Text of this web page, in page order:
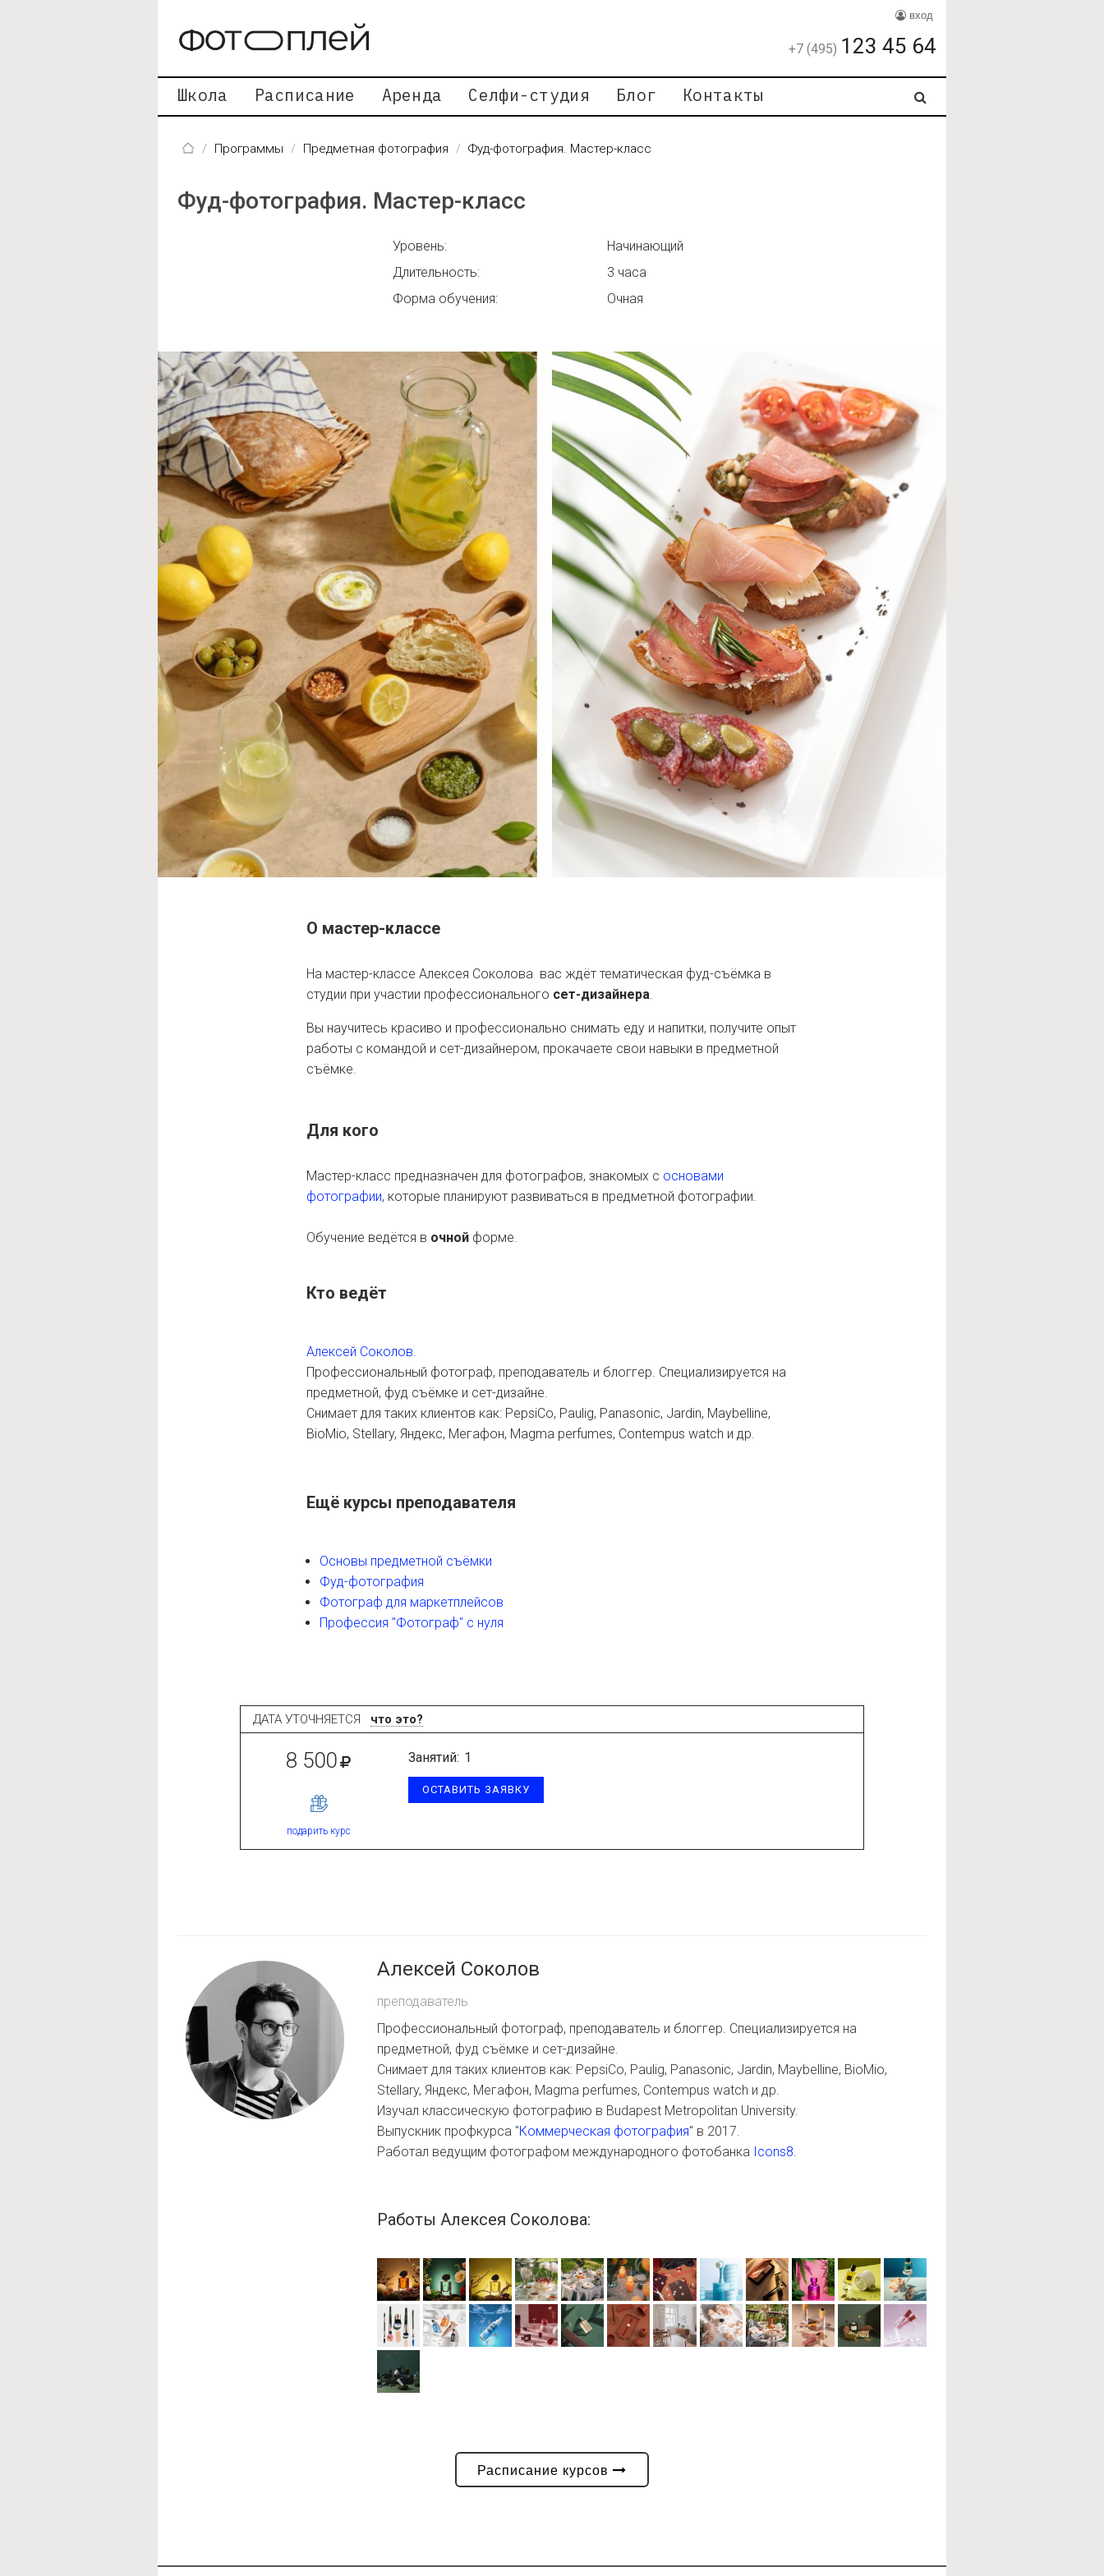
вход
+7 (495) 123 45 64
Школа Расписание Аренда Селфи-студия Блог Контакты
Программы Предметная фотография Фуд-фотография. Мастер-класс
Фуд-фотография. Мастер-класс
Уровень:
Длительность:
Форма обучения:
Начинающий
3 часа
Очная
О мастер-классе
На мастер-классе Алексея Соколова вас ждёт тематическая фуд-съёмка в
студии при участии профессионального сет-дизайнера.
Вы научитесь красиво и профессионально снимать еду и напитки, получите опыт
работы с командой и сет-дизайнером, прокачаете свои навыки в предметной
съёмке.
Для кого
Мастер-класс предназначен для фотографов, знакомых с основами
фотографии, которые планируют развиваться в предметной фотографии.
Обучение ведётся в очной форме.
Кто ведёт
Алексей Соколов.
Профессиональный фотограф, преподаватель и блоггер. Специализируется на
предметной, фуд съёмке и сет-дизайне.
Снимает для таких клиентов как: PepsiCo, Paulig, Panasonic, Jardin, Maybelline,
BioMio, Stellary, Яндекс, Мегафон, Magma perfumes, Contempus watch и др.
Ещё курсы преподавателя
Основы предметной съёмки
Фуд-фотография
Фотограф для маркетплейсов
Профессия "Фотограф" с нуля
ДАТА УТОЧНЯЕТСЯ что это?
8 500
подарить курс
Занятий: 1
ОСТАВИТЬ ЗАЯВКУ
Алексей Соколов
преподаватель
Профессиональный фотограф, преподаватель и блоггер. Специализируется на
предметной, фуд съёмке и сет-дизайне.
Снимает для таких клиентов как: PepsiCo, Paulig, Panasonic, Jardin, Maybelline, BioMio,
Stellary, Яндекс, Мегафон, Magma perfumes, Contempus watch и др.
Изучал классическую фотографию в Budapest Metropolitan University.
Выпускник профкурса "Коммерческая фотография" в 2017.
Работал ведущим фотографом международного фотобанка Icons8.
Работы Алексея Соколова:
Расписание курсов